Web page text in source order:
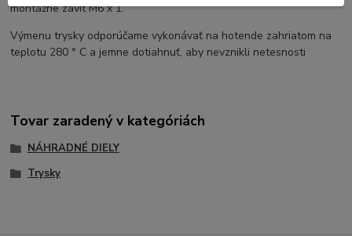
montážne závit M6 x 1.
Výmenu trysky odporúčame vykonávať na hotende zahriatom na
teplotu 280 ° C a jemne dotiahnuť, aby nevznikli netesnosti
Tovar zaradený v kategóriách
NÁHRADNÉ DIELY
Trysky